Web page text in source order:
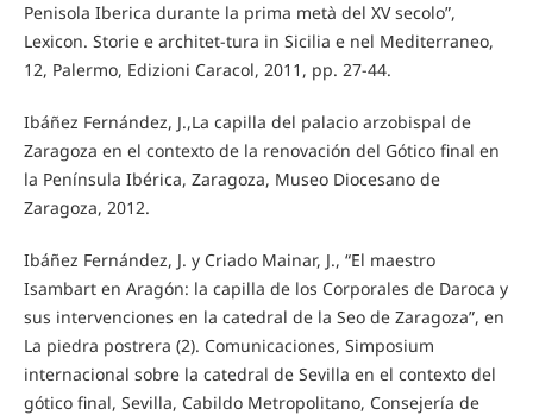
Penisola Iberica durante la prima metà del XV secolo”,
Lexicon. Storie e architet-tura in Sicilia e nel Mediterraneo,
12, Palermo, Edizioni Caracol, 2011, pp. 27-44.
Ibáñez Fernández, J.,La capilla del palacio arzobispal de
Zaragoza en el contexto de la renovación del Gótico final en
la Península Ibérica, Zaragoza, Museo Diocesano de
Zaragoza, 2012.
Ibáñez Fernández, J. y Criado Mainar, J., “El maestro
Isambart en Aragón: la capilla de los Corporales de Daroca y
sus intervenciones en la catedral de la Seo de Zaragoza”, en
La piedra postrera (2). Comunicaciones, Simposium
internacional sobre la catedral de Sevilla en el contexto del
gótico final, Sevilla, Cabildo Metropolitano, Consejería de